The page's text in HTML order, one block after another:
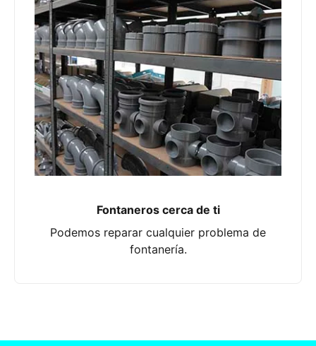
Fontaneros cerca de ti
Podemos reparar cualquier problema de
fontanería.